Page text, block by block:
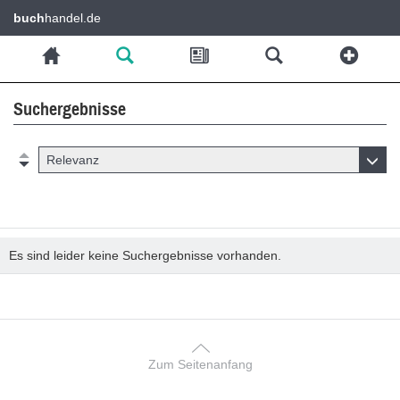
buchhandel.de
Suchergebnisse
Relevanz
Es sind leider keine Suchergebnisse vorhanden.
Zum Seitenanfang